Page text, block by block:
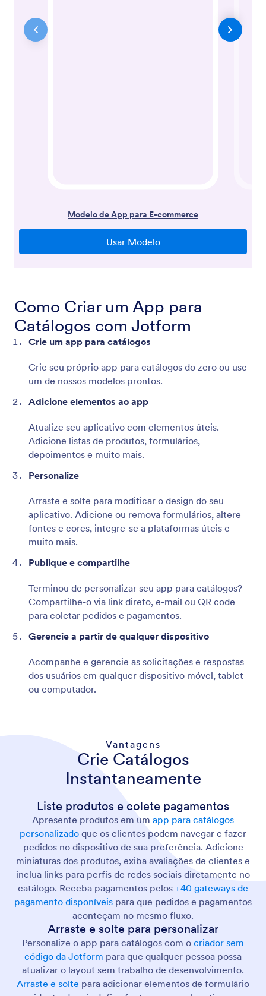
Como Criar um App para
Catálogos com Jotform
Crie um app para catálogos
Crie seu próprio app para catálogos do zero ou use
um de nossos modelos prontos.
Adicione elementos ao app
Atualize seu aplicativo com elementos úteis.
Adicione listas de produtos, formulários,
depoimentos e muito mais.
Personalize
Arraste e solte para modificar o design do seu
aplicativo. Adicione ou remova formulários, altere
fontes e cores, integre-se a plataformas úteis e
muito mais.
Publique e compartilhe
Terminou de personalizar seu app para catálogos?
Compartilhe-o via link direto, e-mail ou QR code
para coletar pedidos e pagamentos.
Gerencie a partir de qualquer dispositivo
Acompanhe e gerencie as solicitações e respostas
dos usuários em qualquer dispositivo móvel, tablet
ou computador.
Vantagens
Crie Catálogos
Instantaneamente
Liste produtos e colete pagamentos
Apresente produtos em um app para catálogos
personalizado que os clientes podem navegar e fazer
pedidos no dispositivo de sua preferência. Adicione
miniaturas dos produtos, exiba avaliações de clientes e
inclua links para perfis de redes sociais diretamente no
catálogo. Receba pagamentos pelos +40 gateways de
pagamento disponíveis para que pedidos e pagamentos
aconteçam no mesmo fluxo.
Arraste e solte para personalizar
Personalize o app para catálogos com o criador sem
código da Jotform para que qualquer pessoa possa
atualizar o layout sem trabalho de desenvolvimento.
Arraste e solte para adicionar elementos de formulário